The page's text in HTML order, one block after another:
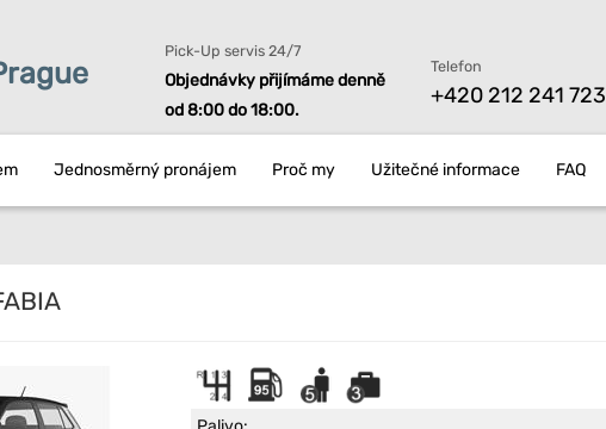
Pick-Up servis 24/7
Objednávky přijímáme denně
od 8:00 do 18:00.
Telefon
+420 212 241 723
Jednosměrný pronájem Proč my Užitečné informace FAQ